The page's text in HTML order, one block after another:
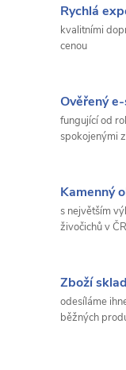
Rychlá
kvalitními
cenou
Ověřený
fungující od
spokojenými
Kamenný
s největším
živočichů v
Zboží
odesíláme
běžných